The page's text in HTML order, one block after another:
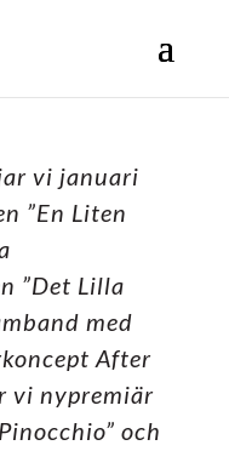
vi januari
”En Liten
”Det Lilla
med
After
vi nypremiär
och